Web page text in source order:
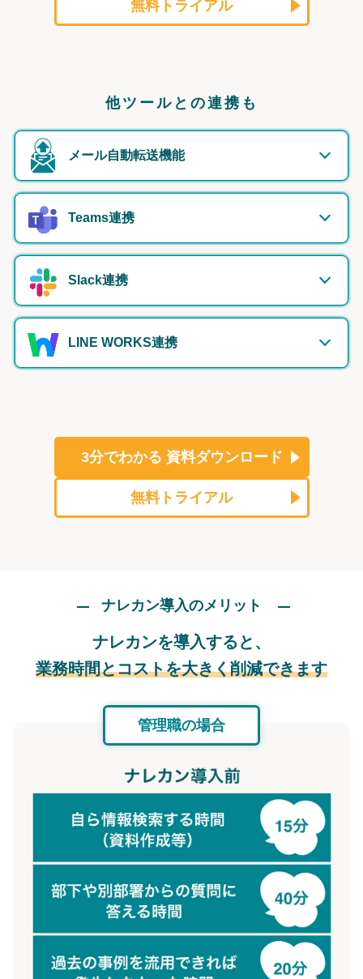
無料トライアル
他ツールとの連携も
メール自動転送機能
Teams連携
Slack連携
LINE WORKS連携
3分でわかる 資料ダウンロード
無料トライアル
ナレカン導入のメリット
ナレカンを導入すると、
業務時間とコストを大きく削減できます
管理職の場合